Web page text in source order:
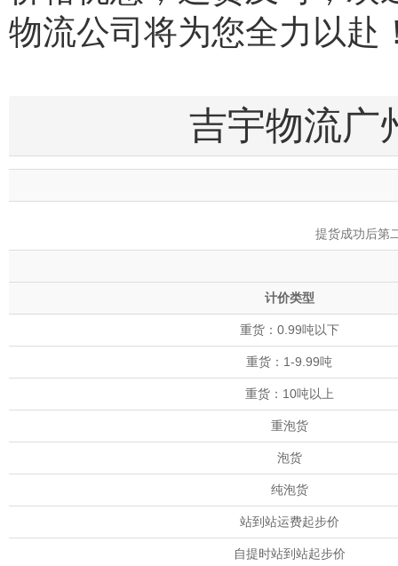
物流公司将为您全力以赴
吉宇物流广
提货成功后第
计价类型
重货：0.99吨以下
重货：1-9.99吨
重货：10吨以上
重泡货
泡货
纯泡货
站到站运费起步价
自提时站到站起步价